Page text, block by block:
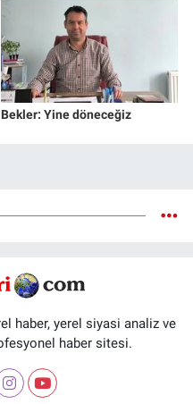
Bekler: Yine döneceğiz
haber, yerel siyasi analiz ve
haber sitesi.